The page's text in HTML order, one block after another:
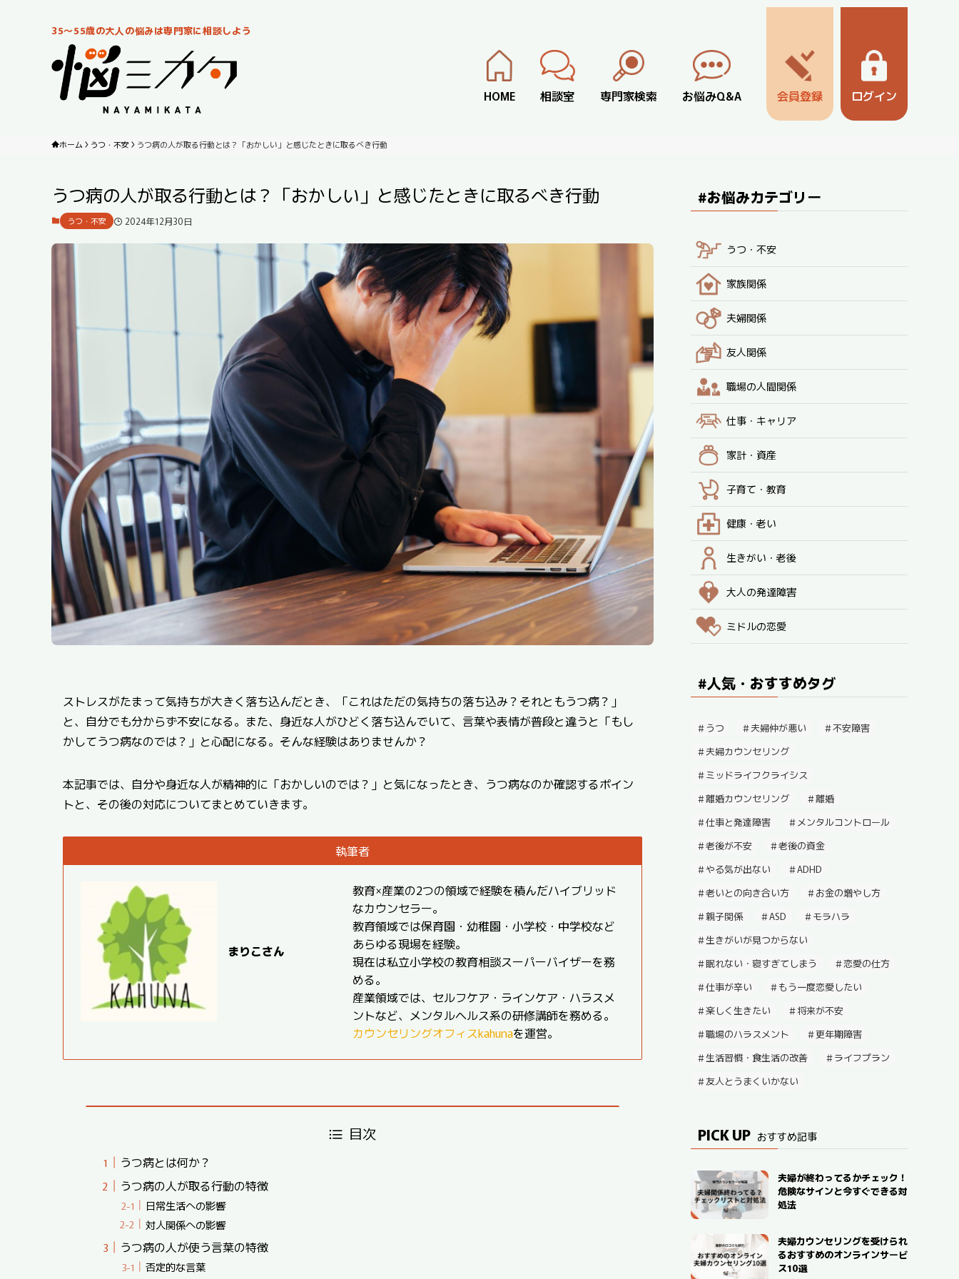
35～55歳の大人の悩みは専門家に相談しよう
HOME 相談室 専門家検索 お悩みQ&A 会員登録 ログイン
ホーム うつ・不安 うつ病の人が取る行動とは？「おかしい」と感じたときに取るべき行動
うつ病の人が取る行動とは？「おかしい」と感じたときに取るべき行動
うつ・不安 2024年12月30日
ストレスがたまって気持ちが大きく落ち込んだとき、「これはただの気持ちの落ち込み？それともうつ病？」
と、自分でも分からず不安になる。また、身近な人がひどく落ち込んでいて、言葉や表情が普段と違うと「もし
かしてうつ病なのでは？」と心配になる。そんな経験はありませんか？
本記事では、自分や身近な人が精神的に「おかしいのでは？」と気になったとき、うつ病なのか確認するポイン
トと、その後の対応についてまとめていきます。
執筆者
まりこさん
教育×産業の2つの領域で経験を積んだハイブリッド
なカウンセラー。
教育領域では保育園・幼稚園・小学校・中学校など
あらゆる現場を経験。
現在は私立小学校の教育相談スーパーバイザーを務
める。
産業領域では、セルフケア・ラインケア・ハラスメ
ントなど、メンタルヘルス系の研修講師を務める。
カウンセリングオフィスkahunaを運営。
目次
うつ病とは何か？
うつ病の人が取る行動の特徴
日常生活への影響
対人関係への影響
うつ病の人が使う言葉の特徴
否定的な言葉
#お悩みカテゴリー
うつ・不安
家族関係
夫婦関係
友人関係
職場の人間関係
仕事・キャリア
家計・資産
子育て・教育
健康・老い
生きがい・老後
大人の発達障害
ミドルの恋愛
#人気・おすすめタグ
うつ 夫婦仲が悪い
不安障害
夫婦カウンセリング
ミッドライフクライシス
離婚カウンセリング
離婚
仕事と発達障害
メンタルコントロール
老後が不安
老後の資金
やる気が出ない
ADHD
老いとの向き合い方
お金の増やし方
親子関係
ASD
モラハラ
生きがいが見つからない
眠れない・寝すぎてしまう
恋愛の仕方
仕事が辛い
もう一度恋愛したい
楽しく生きたい
将来が不安
職場のハラスメント
更年期障害
生活習慣・食生活の改善
ライフプラン
友人とうまくいかない
PICK UP おすすめ記事
夫婦が終わってるかチェック！
危険なサインと今すぐできる対
処法
夫婦カウンセリングを受けられ
るおすすめのオンラインサービ
ス10選